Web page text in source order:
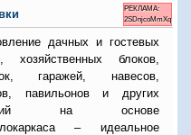
РЕКЛАМА:
2SDnjcoMmXq
дачных и гостевых
хозяйственных блоков,
гаражей, навесов,
павильонов и других
на основе
– идеальное